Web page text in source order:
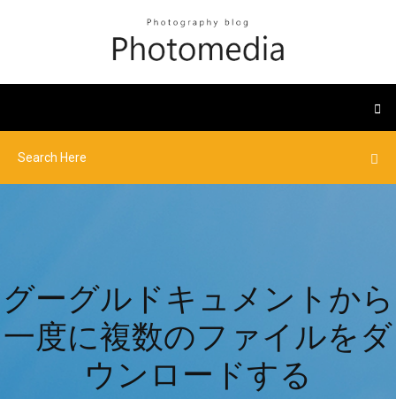
グーグルドキュメントから
一度に複数のファイルをダ
ウンロードする